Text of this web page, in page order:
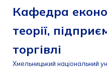
Перейти
вмісту
Кафедра
теорії,
торгівлі
Хмельницький національний